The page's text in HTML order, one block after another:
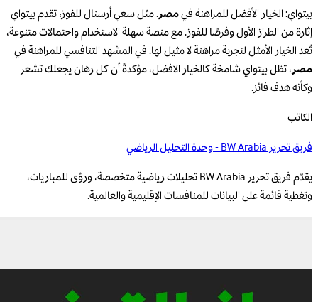
بيتواي: الخيار الأفضل للمراهنة فيمصر. مثل سعي أرسنال للفوز، تقدم بيتواي
إثارة من الطراز الأول وفرصًا للفوز. مع منصة سهلة الاستخدام واحتمالات متنوعة،
تُعد الخيار الأمثل لتجربة مراهنة لا مثيل لها. في المشهد التنافسي للمراهنة في
مصر، تظل بيتواي شامخة كالخيار الافضل، مؤكدةً أن كل رهان يجعلك تشعر
وكأنه هدف فائز.
الكاتب
فريق تحرير BW Arabia - وحدة التحليل الرياضي
يقدّم فريق تحرير BW Arabia تحليلات رياضية متخصصة، ورؤى للمباريات،
وتغطية قائمة على البيانات للمنافسات الإقليمية والعالمية.